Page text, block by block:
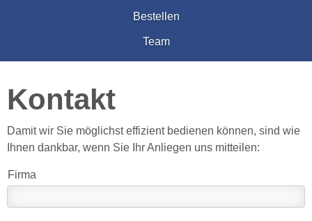
Bestellen
Team
Kontakt
Damit wir Sie möglichst effizient bedienen können, sind wie
Ihnen dankbar, wenn Sie Ihr Anliegen uns mitteilen:
Firma